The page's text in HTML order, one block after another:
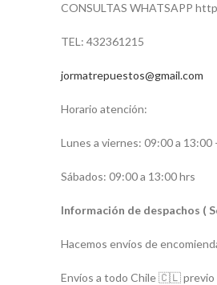
CONSULTAS WHATSAPP
TEL: 432361215
jormatrepuestos@gmail.com
Horario atención:
Lunes a viernes: 09:00 a 13:00
Sábados: 09:00 a 13:00 hrs
Información de despachos (
Hacemos envíos de
Envíos a todo Chile 🇨🇱 previo